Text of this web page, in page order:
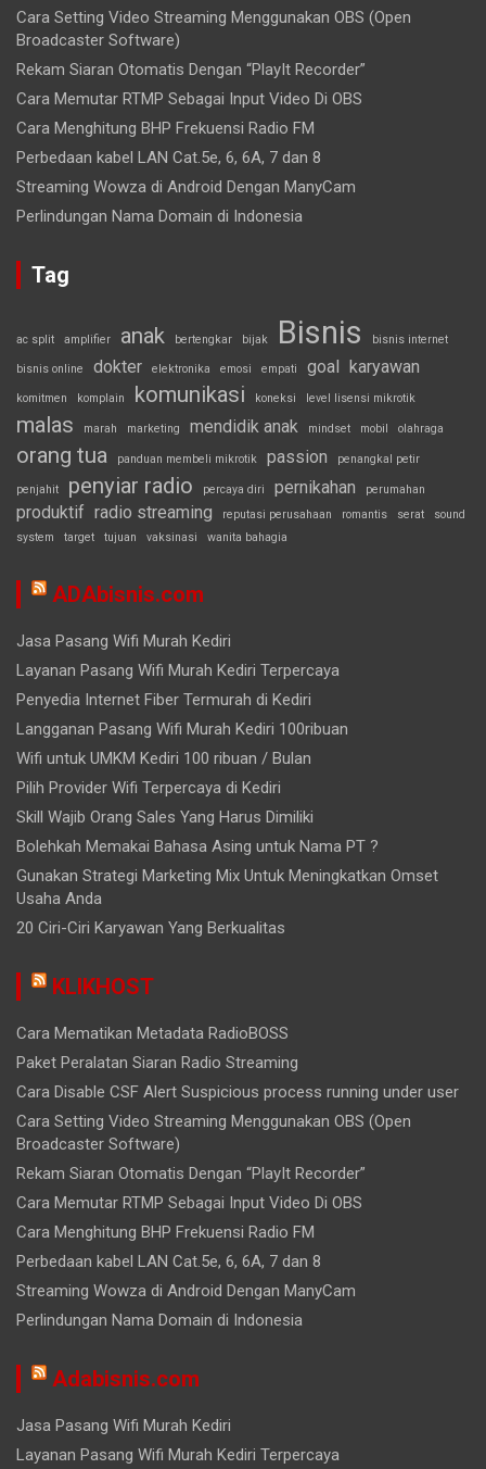
Cara Setting Video Streaming Menggunakan OBS (Open
Broadcaster Software)
Rekam Siaran Otomatis Dengan “PlayIt Recorder”
Cara Memutar RTMP Sebagai Input Video Di OBS
Cara Menghitung BHP Frekuensi Radio FM
Perbedaan kabel LAN Cat.5e, 6, 6A, 7 dan 8
Streaming Wowza di Android Dengan ManyCam
Perlindungan Nama Domain di Indonesia
Tag
ac split amplifier anak bertengkar bijak Bisnis bisnis internet
bisnis online dokter elektronika emosi empati goal karyawan
komitmen komplain komunikasi koneksi level lisensi mikrotik
malas marah marketing mendidik anak mindset mobil olahraga
orang tua panduan membeli mikrotik passion penangkal petir
penjahit penyiar radio percaya diri pernikahan perumahan
produktif radio streaming reputasi perusahaan romantis serat
sound
system
target tujuan vaksinasi wanita bahagia
ADAbisnis.com
Jasa Pasang Wifi Murah Kediri
Layanan Pasang Wifi Murah Kediri Terpercaya
Penyedia Internet Fiber Termurah di Kediri
Langganan Pasang Wifi Murah Kediri 100ribuan
Wifi untuk UMKM Kediri 100 ribuan / Bulan
Pilih Provider Wifi Terpercaya di Kediri
Skill Wajib Orang Sales Yang Harus Dimiliki
Bolehkah Memakai Bahasa Asing untuk Nama PT ?
Gunakan Strategi Marketing Mix Untuk Meningkatkan Omset
Usaha Anda
20 Ciri-Ciri Karyawan Yang Berkualitas
KLIKHOST
Cara Mematikan Metadata RadioBOSS
Paket Peralatan Siaran Radio Streaming
Cara Disable CSF Alert Suspicious process running under user
Cara Setting Video Streaming Menggunakan OBS (Open
Broadcaster Software)
Rekam Siaran Otomatis Dengan “PlayIt Recorder”
Cara Memutar RTMP Sebagai Input Video Di OBS
Cara Menghitung BHP Frekuensi Radio FM
Perbedaan kabel LAN Cat.5e, 6, 6A, 7 dan 8
Streaming Wowza di Android Dengan ManyCam
Perlindungan Nama Domain di Indonesia
Adabisnis.com
Jasa Pasang Wifi Murah Kediri
Layanan Pasang Wifi Murah Kediri Terpercaya